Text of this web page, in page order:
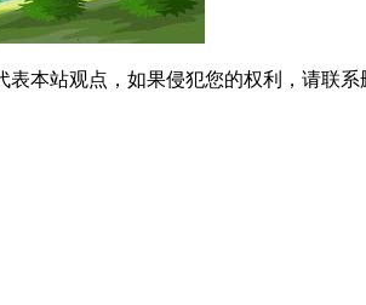
本站观点，如果侵犯您的权利，请联系